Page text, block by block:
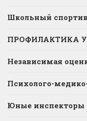
Школьный
ПРОФИЛАКТИКА
Независимая
Психолого-
Юные инспекторы